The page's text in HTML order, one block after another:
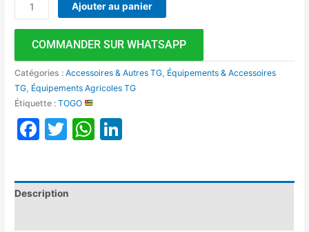
Ajouter au panier
COMMANDER SUR WHATSAPP
Catégories :Accessoires & Autres TG Équipements & Accessoires
TG Équipements Agricoles TG
Étiquette :TOGO
Facebook
TwitterWhatsApp
Description